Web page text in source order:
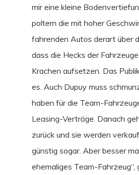
mir eine kleine
poltern die mit hoher
fahrenden Autos derart über
dass die Hecks der
Krachen aufsetzen. Das
es. Auch Dupuy muss
haben für die Team-
Leasing-Verträge. Danach
zurück und sie werden
günstig sogar. Aber besser
ehemaliges Team-Fahrzeug“,